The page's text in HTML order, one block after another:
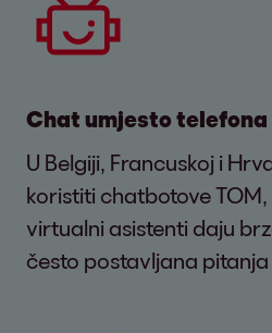
Chat umjesto telefona
U Belgiji, Francuskoj i
koristiti chatbotove TOM,
virtualni asistenti daju
često postavljana